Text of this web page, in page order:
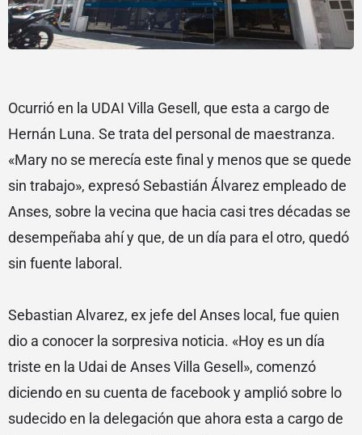
Ocurrió en la UDAI Villa Gesell, que esta a cargo de
Hernán Luna. Se trata del personal de maestranza.
«Mary no se merecía este final y menos que se quede
sin trabajo», expresó Sebastián Álvarez empleado de
Anses, sobre la vecina que hacia casi tres décadas se
desempeñaba ahí y que, de un día para el otro, quedó
sin fuente laboral.
Sebastian Alvarez, ex jefe del Anses local, fue quien
dio a conocer la sorpresiva noticia. «Hoy es un día
triste en la Udai de Anses Villa Gesell», comenzó
diciendo en su cuenta de facebook y amplió sobre lo
sudecido en la delegación que ahora esta a cargo de